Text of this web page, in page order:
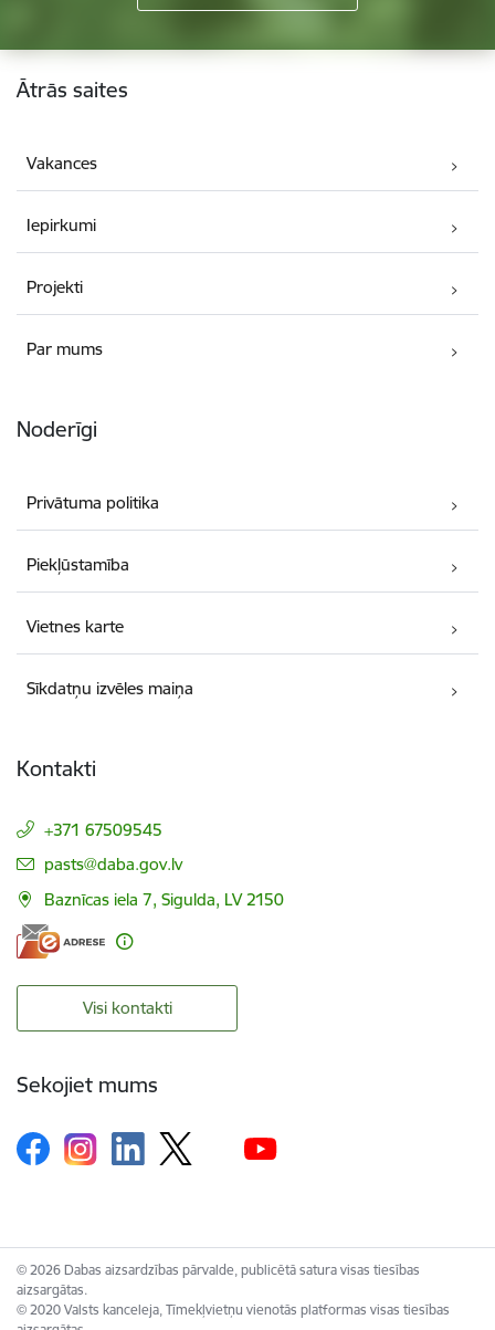
Kājene
Ātrās saites
Vakances
Iepirkumi
Projekti
Par mums
Noderīgi
Privātuma politika
Piekļūstamība
Vietnes karte
Sīkdatņu izvēles maiņa
Kontakti
+371 67509545
E-pasts:
pasts@daba.gov.lv
Baznīcas iela 7, Sigulda, LV 2150
Visi kontakti
Sekojiet mums
© 2026 Dabas aizsardzības pārvalde, publicētā satura visas tiesības
aizsargātas.
© 2020 Valsts kanceleja, Tīmekļvietņu vienotās platformas visas tiesības